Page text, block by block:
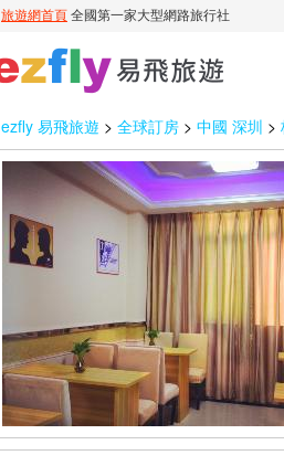
ezfly 易飛旅遊 > 全球訂房 > 中國 深圳 >